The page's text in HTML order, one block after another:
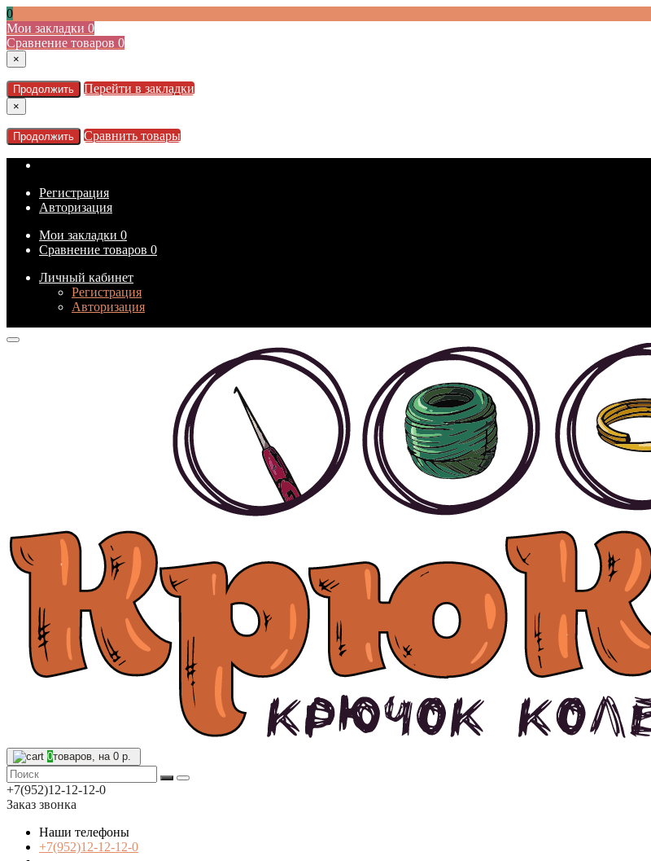
0
Мои закладки 0
Сравнение товаров 0
×
Продолжить Перейти в закладки
×
Продолжить Сравнить товары
Регистрация
Авторизация
Мои закладки 0
Сравнение товаров 0
Личный кабинет
Регистрация
Авторизация
0товаров, на 0 р.
+7(952)12-12-12-0
Заказ звонка
Наши телефоны
+7(952)12-12-12-0